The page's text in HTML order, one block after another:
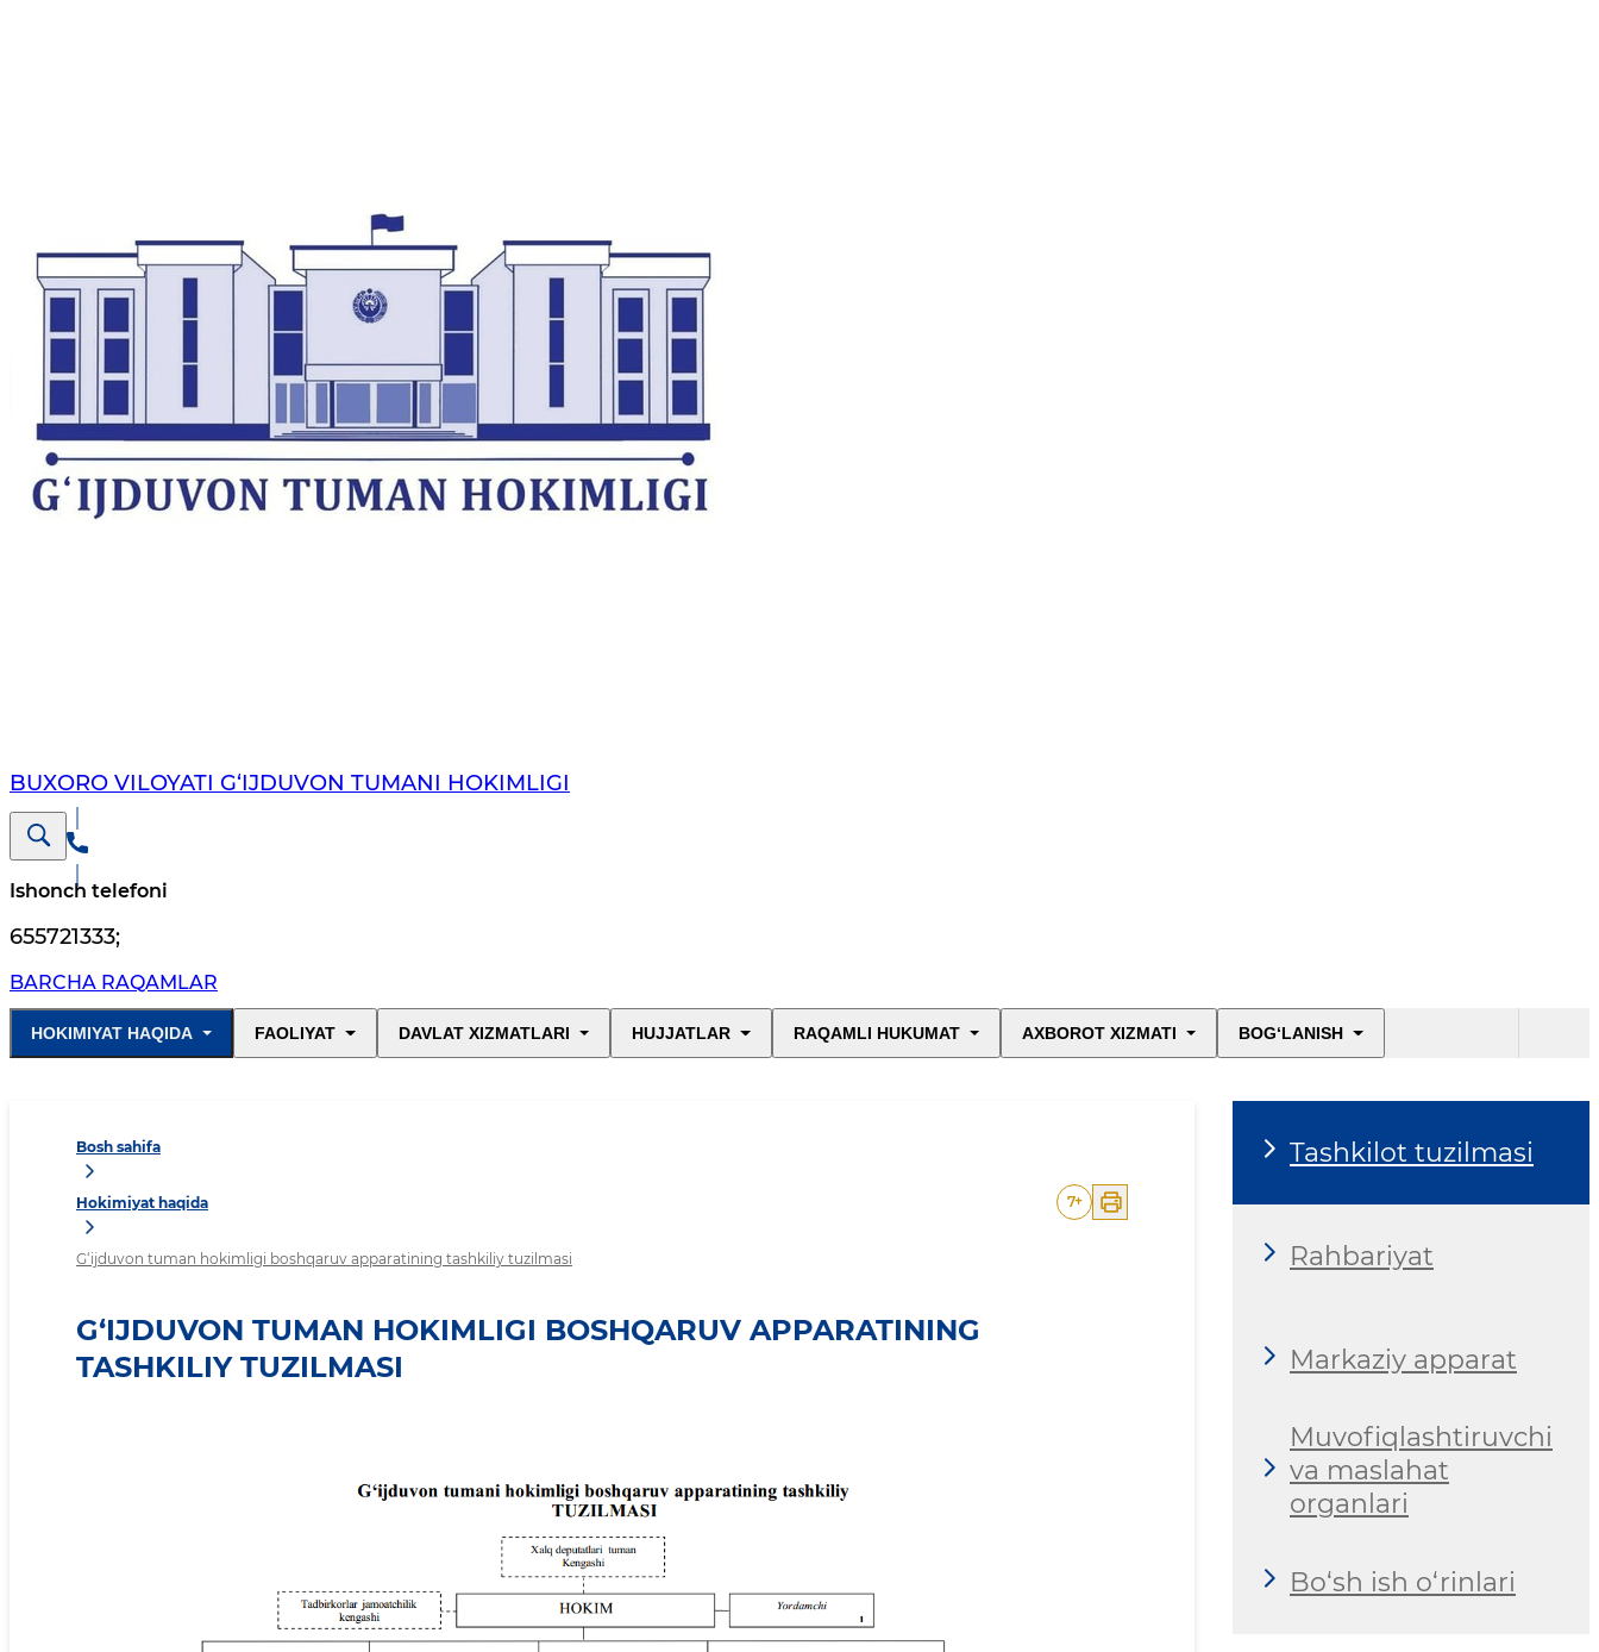
BUXORO VILOYATI G‘IJDUVON TUMANI HOKIMLIGI
Ishonch telefoni
655721333;
BARCHA RAQAMLAR
HOKIMIYAT HAQIDA FAOLIYAT DAVLAT XIZMATLARI HUJJATLAR RAQAMLI HUKUMAT AXBOROT XIZMATI BOG‘LANISH
Bosh sahifa
Hokimiyat haqida
G‘ijduvon tuman hokimligi boshqaruv apparatining tashkiliy tuzilmasi
7+
G‘IJDUVON TUMAN HOKIMLIGI BOSHQARUV APPARATINING
TASHKILIY TUZILMASI
Tashkilot tuzilmasi
Rahbariyat
Markaziy apparat
Muvofiqlashtiruvchi
va maslahat
organlari
Bo‘sh ish o‘rinlari